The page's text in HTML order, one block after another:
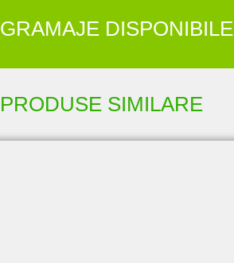
GRAMAJE DISPONIBILE
PRODUSE SIMILARE